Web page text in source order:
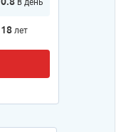
в день
18 лет